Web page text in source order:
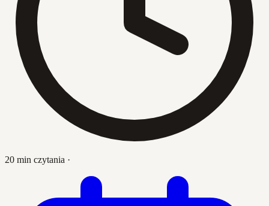
20 min czytania ·